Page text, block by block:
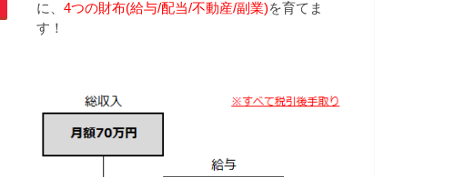
に、 4つの財布(給与/配当/不動産/副業)を育てま
す！